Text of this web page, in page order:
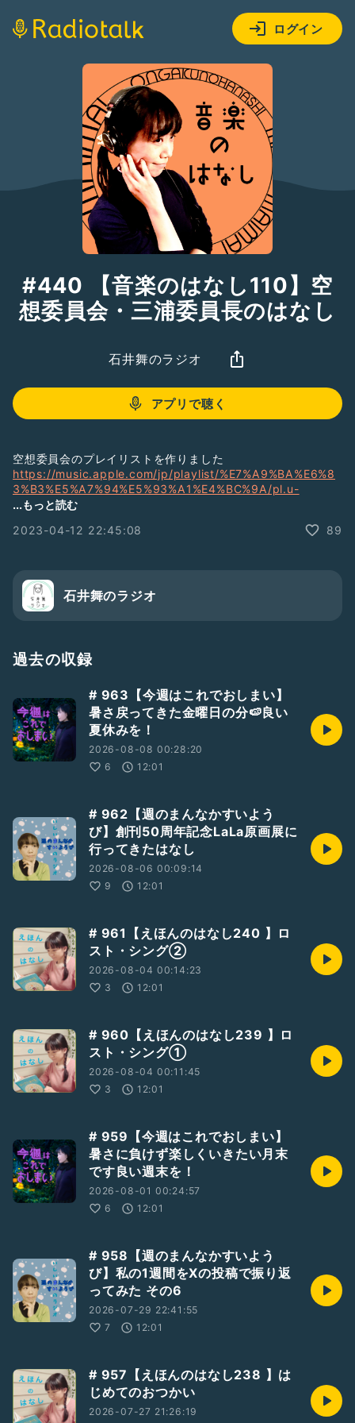
ログイン
#440 【音楽のはなし110】空
想委員会・三浦委員長のはなし
石井舞のラジオ
アプリで聴く
空想委員会のプレイリストを作りました
https://music.apple.com/jp/playlist/%E7%A9%BA%E6%8
3%B3%E5%A7%94%E5%93%A1%E4%BC%9A/pl.u-
gxblv00sW8PRmR
「今週の1曲」プレイリストにも1曲、追加してます
2023/pl.u-WabZzKVUWEgk6k
「質問を送る」からお待ちしております！
#ひとり語り#石井舞
#音楽のはなし#音楽 #Applemusic
#空想委員会#三浦委員長
...もっと読む
2023-04-12 22:45:08
89
石井舞のラジオ
過去の収録
# 963【今週はこれでおしまい】
暑さ戻ってきた金曜日の分🍉良い
夏休みを！
2026-08-08 00:28:20
6
12:01
# 962【週のまんなかすいよう
び】創刊50周年記念LaLa原画展に
行ってきたはなし
2026-08-06 00:09:14
9
12:01
# 961【えほんのはなし240 】ロ
スト・シング②
2026-08-04 00:14:23
3
12:01
# 960【えほんのはなし239 】ロ
スト・シング①
2026-08-04 00:11:45
3
12:01
# 959【今週はこれでおしまい】
暑さに負けず楽しくいきたい月末
です良い週末を！
2026-08-01 00:24:57
6
12:01
# 958【週のまんなかすいよう
び】私の1週間をXの投稿で振り返
ってみた その6
2026-07-29 22:41:55
7
12:01
# 957【えほんのはなし238 】は
じめてのおつかい
2026-07-27 21:26:19